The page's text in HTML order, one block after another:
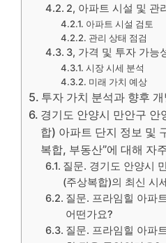
2, 아파트 시설 및 관
아파트 시설 검토
관리 상태 점검
3, 가격 및 투자 가능
시장 시세 분석
미래 가치 예상
투자 가치 분석과 향후
경기도 안양시 만안구 안
합) 아파트 단지 정보 및
복합, 부동산”에 대해 자
질문. 경기도 안양시
(주상복합)의 최신 시
질문. 프라임힐 아파
어떤가요?
질문. 프라임힐 아파